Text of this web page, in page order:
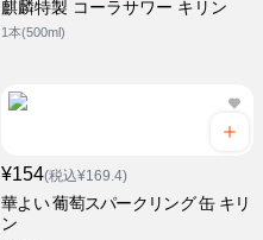
麒麟特製 コーラサワー キリン
1本(500ml)
¥154(税込¥169.4)
華よい 葡萄スパークリング 缶 キリ
ン